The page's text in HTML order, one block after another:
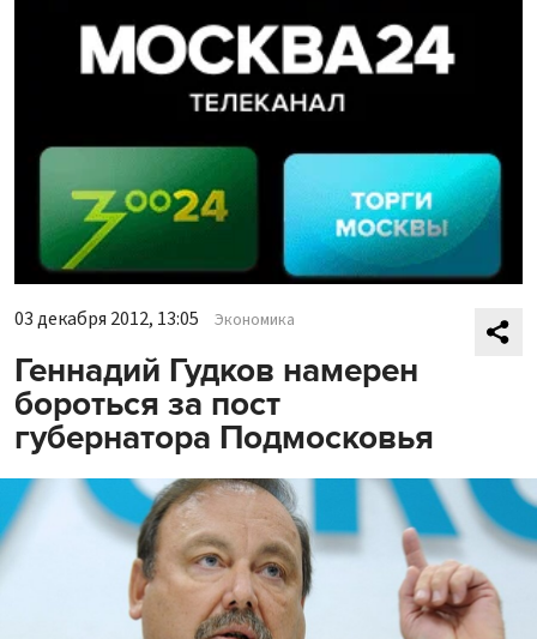
03 декабря 2012, 13:05 Экономика
Геннадий Гудков намерен
бороться за пост
губернатора Подмосковья